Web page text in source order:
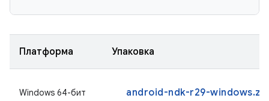
Платформа Упаковка
Windows 64-бит android-ndk-r29-